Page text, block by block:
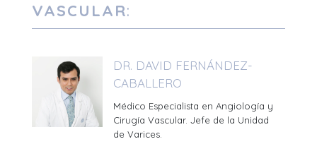
VASCULAR:
DR. DAVID FERNÁNDEZ-
CABALLERO
Médico Especialista en Angiología y
Cirugía Vascular. Jefe de la Unidad
de Varices.